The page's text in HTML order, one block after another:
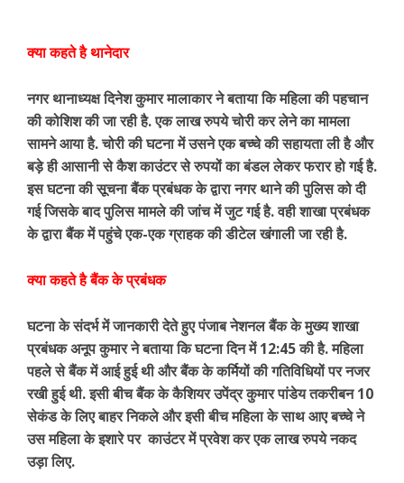
क्या कहते है थानेदार
नगर थानाध्यक्ष दिनेश कुमार मालाकार ने बताया कि महिला की पहचान
की कोशिश की जा रही है. एक लाख रुपये चोरी कर लेने का मामला
सामने आया है. चोरी की घटना में उसने एक बच्चे की सहायता ली है और
बड़े ही आसानी से कैश काउंटर से रुपयों का बंडल लेकर फरार हो गई है.
इस घटना की सूचना बैंक प्रबंधक के द्वारा नगर थाने की पुलिस को दी
गई जिसके बाद पुलिस मामले की जांच में जुट गई है. वही शाखा प्रबंधक
के द्वारा बैंक में पहुंचे एक-एक ग्राहक की डीटेल खंगाली जा रही है.
क्या कहते है बैंक के प्रबंधक
घटना के संदर्भ में जानकारी देते हुए पंजाब नेशनल बैंक के मुख्य शाखा
प्रबंधक अनूप कुमार ने बताया कि घटना दिन में 12:45 की है. महिला
पहले से बैंक में आई हुई थी और बैंक के कर्मियों की गतिविधियों पर नजर
रखी हुई थी. इसी बीच बैंक के कैशियर उपेंद्र कुमार पांडेय तकरीबन 10
सेकंड के लिए बाहर निकले और इसी बीच महिला के साथ आए बच्चे ने
उस महिला के इशारे पर काउंटर में प्रवेश कर एक लाख रुपये नकद
उड़ा लिए.